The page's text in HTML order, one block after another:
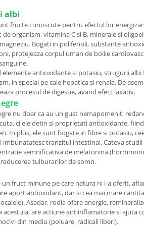
albi
fructe cunoscute pentru efectul lor
de organism, vitamina C si B, minerale si
Bogati in polifenoli, substante
protejeaza corpul uman de bolile
antioxidante si potasiu, strugurii albi
in special pe cale hepatica si renala. De
procesul de digestie, avand efect laxativ.
nu doar ca au un gust nemapomenit,
ci ele detin si proprietati antioxidante,
In plus, ele sunt bogate in fibre si potasiu,
imbunatatesc tranzitul intestinal. Cateva
semnificativa de melatonina
tulburarilor de somn.
un fruct minune pe care natura ni l-a oferit,
aport antioxidant, dar si cea mai mare
Asadar, rodia ofera energie,
acestuia, are actiune antiinflamatorie si ajuta
din mediu (poluare, radicali liberi).